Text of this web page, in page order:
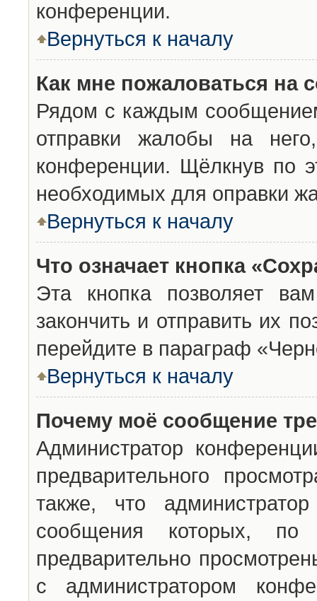
конференции.
Вернуться к началу
Как мне пожаловаться на
Рядом с каждым
отправки жалобы на
конференции. Щёлкнув по
необходимых для оправки
Вернуться к началу
Что означает кнопка
Эта кнопка позволяет
закончить и отправить их
перейдите в параграф
Вернуться к началу
Почему моё сообщение
Администратор
предварительного
также, что
сообщения которых,
предварительно
с администратором